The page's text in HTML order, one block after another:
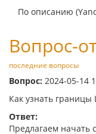
По описанию
Вопрос-
последние вопросы
Вопрос: 2024-05-14
Как узнать границы
Ответ:
Предлагаем начать